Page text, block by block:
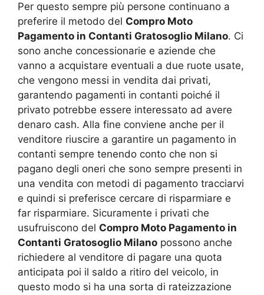
Per questo sempre più persone continuano a
preferire il metodo del Compro Moto
Pagamento in Contanti Gratosoglio Milano. Ci
sono anche concessionarie e aziende che
vanno a acquistare eventuali a due ruote usate,
che vengono messi in vendita dai privati,
garantendo pagamenti in contanti poiché il
privato potrebbe essere interessato ad avere
denaro cash. Alla fine conviene anche per il
venditore riuscire a garantire un pagamento in
contanti sempre tenendo conto che non si
pagano degli oneri che sono sempre presenti in
una vendita con metodi di pagamento tracciarvi
e quindi si preferisce cercare di risparmiare e
far risparmiare. Sicuramente i privati che
usufruiscono del Compro Moto Pagamento in
Contanti Gratosoglio Milano possono anche
richiedere al venditore di pagare una quota
anticipata poi il saldo a ritiro del veicolo, in
questo modo si ha una sorta di rateizzazione